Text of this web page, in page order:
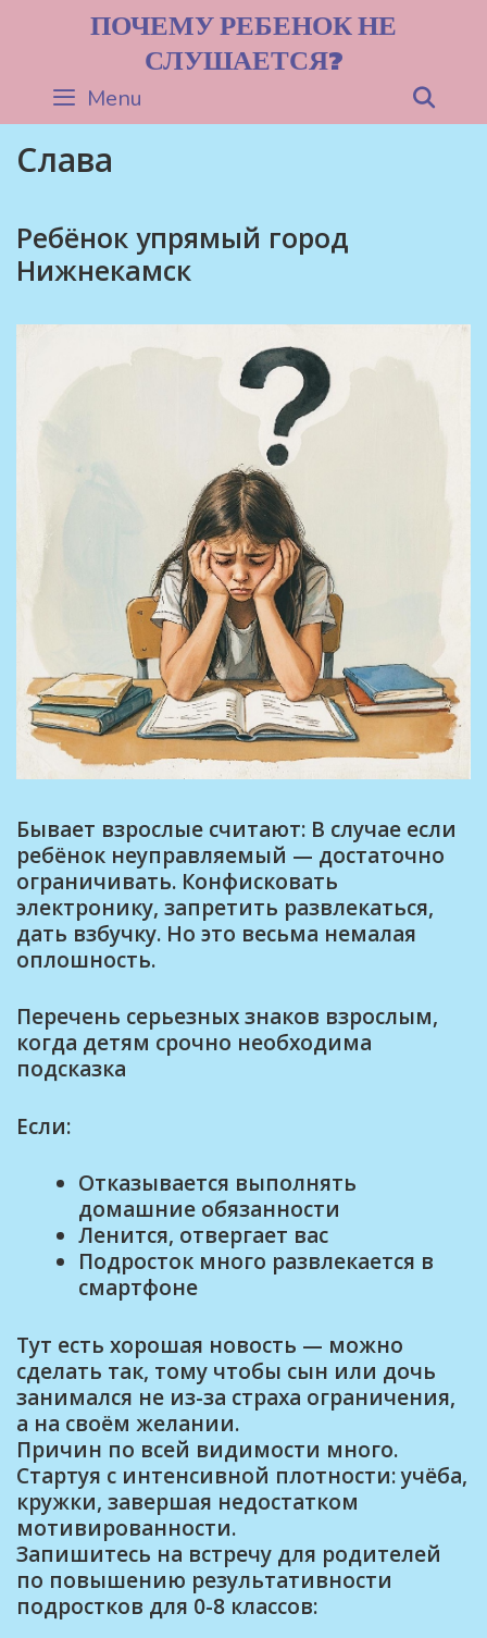
ПОЧЕМУ РЕБЕНОК НЕ
СЛУШАЕТСЯ?
Menu
Слава
Ребёнок упрямый город
Нижнекамск
Бывает взрослые считают: В случае если
ребёнок неуправляемый — достаточно
ограничивать. Конфисковать
электронику, запретить развлекаться,
дать взбучку. Но это весьма немалая
оплошность.
Перечень серьезных знаков взрослым,
когда детям срочно необходима
подсказка
Если:
Отказывается выполнять
домашние обязанности
Ленится, отвергает вас
Подросток много развлекается в
смартфоне
Тут есть хорошая новость — можно
сделать так, тому чтобы сын или дочь
занимался не из-за страха ограничения,
а на своём желании.
Причин по всей видимости много.
Стартуя с интенсивной плотности: учёба,
кружки, завершая недостатком
мотивированности.
Запишитесь на встречу для родителей
по повышению результативности
подростков для 0-8 классов: